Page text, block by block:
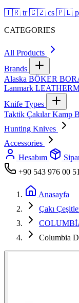
🇹🇷 tr 🇨🇿 cs 🇵🇱
CATEGORIES
All Products
Brands
Alaska BÖKER
Lanmark
Knife Types
Taktik ÇakılarKamp
Hunting Knives
Accessories
Hesabım
+90 543 976 00 51
Anasayfa
Çakı
Columbia